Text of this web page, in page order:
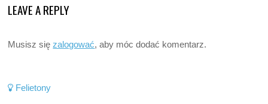
LEAVE A REPLY
Musisz sięzalogować, aby móc dodać komentarz.
Felietony